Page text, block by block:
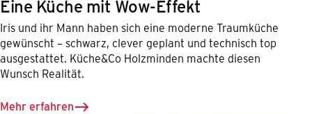
Eine Küche mit Wow-Effekt
Iris und ihr Mann haben sich eine moderne Traumküche
gewünscht – schwarz, clever geplant und technisch top
ausgestattet. Küche&Co Holzminden machte diesen
Wunsch Realität.
Mehr erfahren